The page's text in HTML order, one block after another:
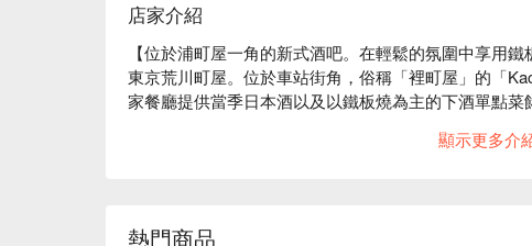
店家介紹
【位於浦町屋一角的新式酒吧。在輕鬆的氛圍中享用
東京荒川町屋。位於車站街角，俗稱「裡町屋」的「
家餐廳提供當季日本酒以及以鐵板燒為主的下酒單點
份」也是一大亮點。溫馨的氛圍也是一大亮點，無論
顯示更多介
熱門商品